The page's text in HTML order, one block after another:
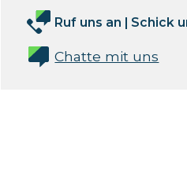
Ruf uns an | Schick
Chatte mit uns